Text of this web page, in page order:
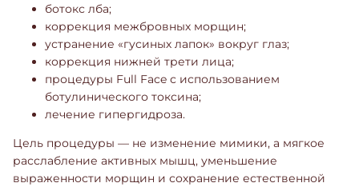
ботокс лба;
коррекция межбровных морщин;
устранение «гусиных лапок» вокруг глаз;
коррекция нижней трети лица;
процедуры Full Face с использованием
ботулинического токсина;
лечение гипергидроза.
Цель процедуры — не изменение мимики, а мягкое
расслабление активных мышц, уменьшение
выраженности морщин и сохранение естественной